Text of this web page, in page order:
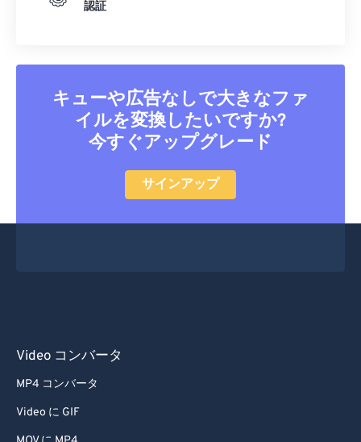
認証
キューや広告なしで大きなファ
イルを変換したいですか?
今すぐアップグレード
サインアップ
Video コンバータ
MP4 コンバータ
Video に GIF